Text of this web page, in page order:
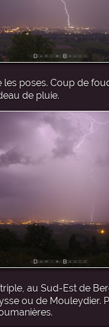
les poses. Coup de
de pluie.
au Sud-Est de
ou de Mouleydier.